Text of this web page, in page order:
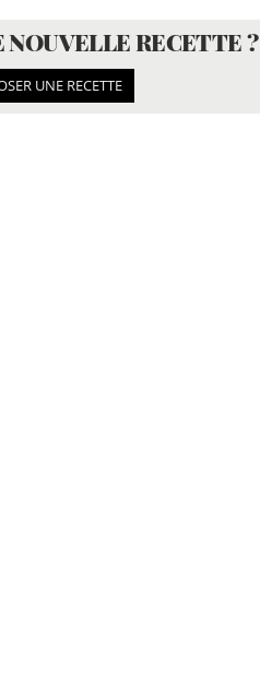
NOUVELLE RECETTE ?
UNE RECETTE